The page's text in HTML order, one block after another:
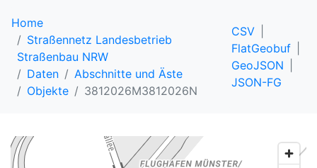
Home
Straßennetz Landesbetrieb
Straßenbau NRW
Daten
Abschnitte und Äste
Objekte
3812026M3812026N
CSV
FlatGeobuf
GeoJSON
JSON-FG